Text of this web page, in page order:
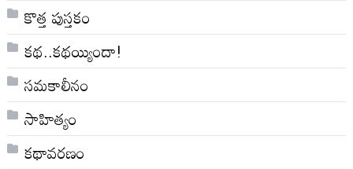
కొత్త పుస్తకం
కథ..కథయ్యిందా!
సమకాలీనం
సాహిత్యం
కథావరణం